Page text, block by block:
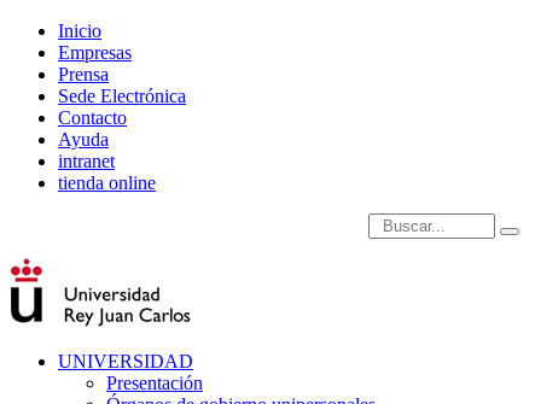
Inicio
Empresas
Prensa
Sede Electrónica
Contacto
Ayuda
intranet
tienda online
Introduce términos de
UNIVERSIDAD
Presentación